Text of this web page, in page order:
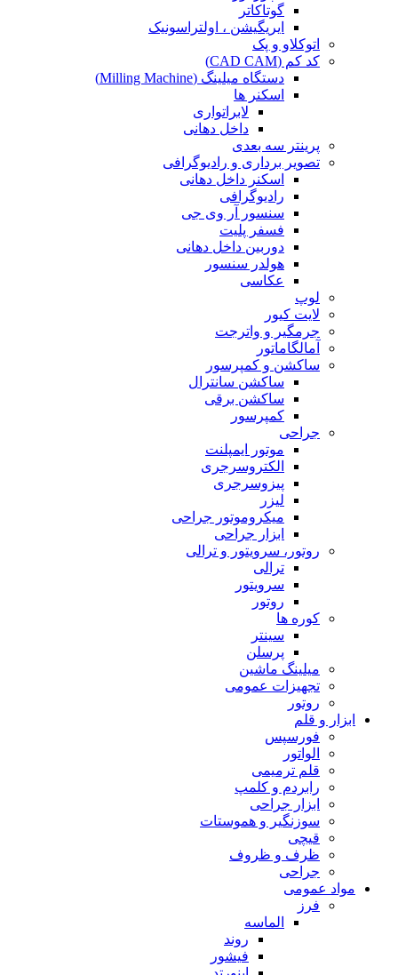
گوتاکاتر
ایریگیشن ، اولتراسونیک
اتوکلاو و پک
کد کم (CAD CAM)
دستگاه میلینگ (Milling Machine)
اسکنر ها
لابراتواری
داخل دهانی
پرینتر سه بعدی
تصویر برداری و رادیوگرافی
اسکنر داخل دهانی
رادیوگرافی
سنسور آر وی جی
فسفر پلیت
دوربین داخل دهانی
هولدر سنسور
عکاسی
لوپ
لایت کیور
جرمگیر و واترجت
آمالگاماتور
ساکشن و کمپرسور
ساکشن سانترال
ساکشن برقی
کمپرسور
جراحی
موتور ایمپلنت
الکتروسرجری
پیزوسرجری
لیزر
میکروموتور جراحی
ابزار جراحی
روتور، سرویتور و ترالی
ترالی
سرویتور
روتور
کوره ها
سینتر
پرسلن
میلینگ ماشین
تجهیزات عمومی
روتور
ابزار و قلم
فورسپس
الواتور
قلم ترمیمی
رابردم و کلمپ
ابزار جراحی
سوزنگیر و هموستات
قیچی
ظرف و ظروف
جراحی
مواد عمومی
فرز
الماسه
روند
فیشور